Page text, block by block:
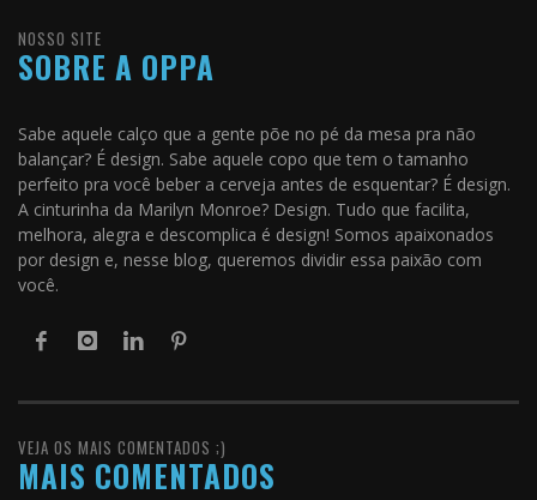
NOSSO SITE
SOBRE A OPPA
Sabe aquele calço que a gente põe no pé da mesa pra não
balançar? É design. Sabe aquele copo que tem o tamanho
perfeito pra você beber a cerveja antes de esquentar? É design.
A cinturinha da Marilyn Monroe? Design. Tudo que facilita,
melhora, alegra e descomplica é design! Somos apaixonados
por design e, nesse blog, queremos dividir essa paixão com
você.
VEJA OS MAIS COMENTADOS ;)
MAIS COMENTADOS